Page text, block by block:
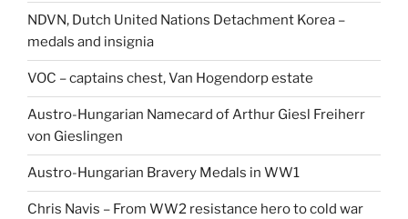
NDVN, Dutch United Nations Detachment Korea –
medals and insignia
VOC – captains chest, Van Hogendorp estate
Austro-Hungarian Namecard of Arthur Giesl Freiherr
von Gieslingen
Austro-Hungarian Bravery Medals in WW1
Chris Navis – From WW2 resistance hero to cold war